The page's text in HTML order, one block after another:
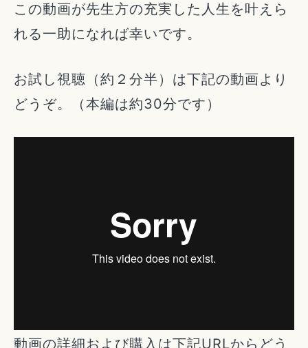
この動画が先生方の充実した人生を叶えら
れる一助になれば幸いです。
お試し視聴（約２分半）は下記の動画より
どうぞ。（本編は約30分です）
動画の詳細および購入は下記URLからどう